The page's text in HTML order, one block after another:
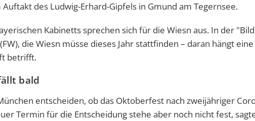
des Ludwig-Erhard-Gipfels in Gmund am Tegernsee.
Kabinetts sprechen sich für die Wiesn aus. In der
die Wiesn müsse dieses Jahr stattfinden – daran hängt
betrifft.
bald
entscheiden, ob das Oktoberfest nach zweijähriger
Termin für die Entscheidung stehe aber noch nicht fest,